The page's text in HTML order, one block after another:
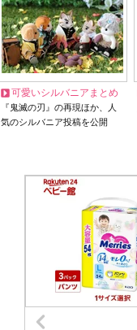
可愛いシルバニアまとめ
『鬼滅の刃』の再現ほか、人
気のシルバニア投稿を公開